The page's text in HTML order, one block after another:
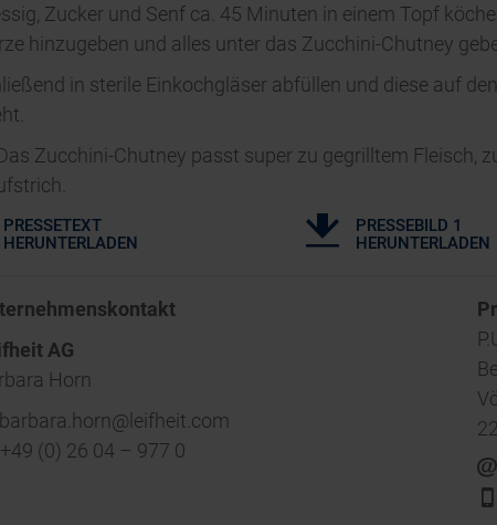
Zucker und Senf ca. 45 Minuten in einem Topf
hinzugeben und alles unter das Zucchini-Chutney
in sterile Einkochgläser abfüllen und diese auf
Zucchini-Chutney passt super zu gegrilltem Fleisch,
PRESSETEXT
HERUNTERLADEN
PRESSEBILD 1
HERUNTERLADEN
AG
Horn
barbara.horn@leifheit.com
+49 (0) 26 04 – 977 0
j
f